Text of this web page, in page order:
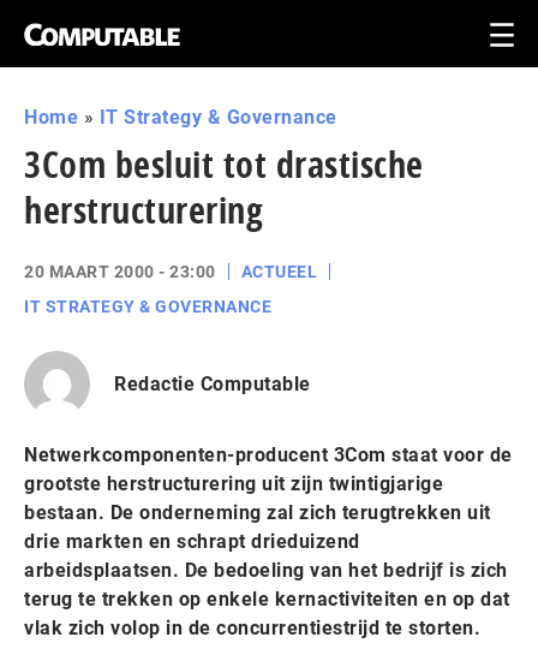
Home » IT Strategy & Governance
3Com besluit tot drastische
herstructurering
20 MAART 2000 - 23:00
ACTUEEL
IT STRATEGY & GOVERNANCE
Redactie Computable
Netwerkcomponenten-producent 3Com staat voor de
grootste herstructurering uit zijn twintigjarige
bestaan. De onderneming zal zich terugtrekken uit
drie markten en schrapt drieduizend
arbeidsplaatsen. De bedoeling van het bedrijf is zich
terug te trekken op enkele kernactiviteiten en op dat
vlak zich volop in de concurrentiestrijd te storten.